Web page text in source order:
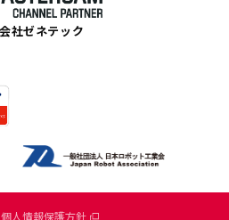
社ゼネテック
個人情報保護方針